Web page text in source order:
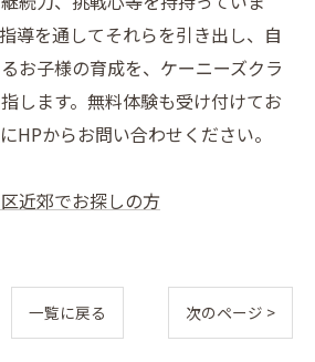
導を通してそれらを引き出し、自
お子様の育成を、ケーニーズクラ
します。無料体験も受け付けてお
HPからお問い合わせください。
近郊でお探しの方
一覧に戻る 次のページ >